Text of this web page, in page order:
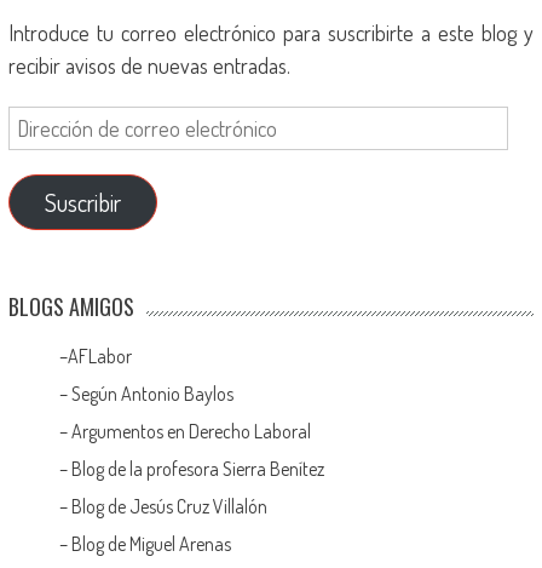
Introduce tu correo electrónico para suscribirte a este blog y
recibir avisos de nuevas entradas.
Suscribir
BLOGS AMIGOS
–AFLabor
– Según Antonio Baylos
–Argumentos en Derecho Laboral
– Blog de la profesora Sierra Benítez
– Blog de Jesús Cruz Villalón
– Blog de Miguel Arenas